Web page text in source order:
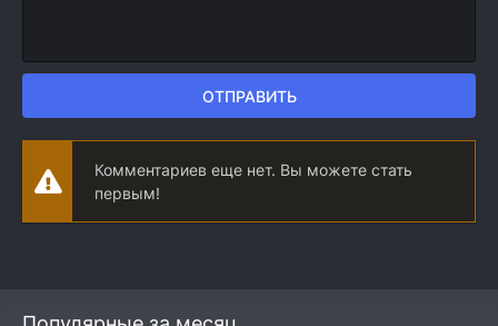
ОТПРАВИТЬ
Комментариев еще нет. Вы можете стать
первым!